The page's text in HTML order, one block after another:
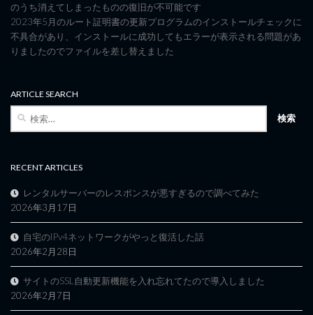
のうち消えてしまったものの復旧が不可能です
2023年5月のルート証明書の更新プログラムのインストールチェックに
不具合があり、インストールに成功してもエラーが表示される問題があ
りましたのでファイルを差し替えました
ARTICLE SEARCH
RECENT ARTICLES
レンタルサーバーのレスポンスが悪すぎるので調べてみた
2026年3月17日
自宅のIPv4ネットワークがやっと復活した話
2026年2月28日
サイトのSSL自動更新機能を入れ忘れてたので導入しました
2026年2月7日